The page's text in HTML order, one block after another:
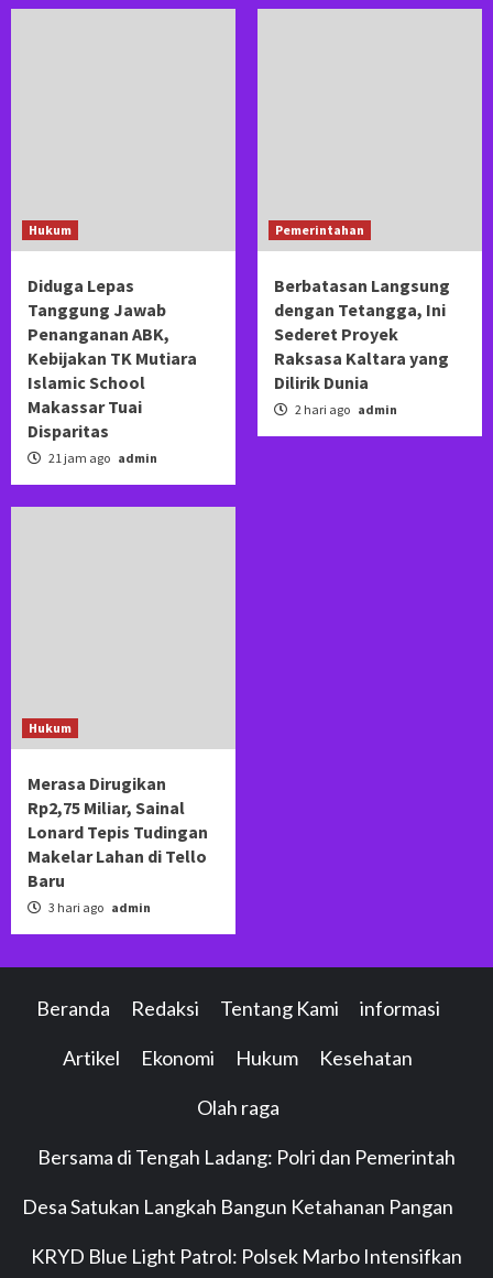
Hukum
Diduga Lepas
Tanggung Jawab
Penanganan ABK,
Kebijakan TK Mutiara
Islamic School
Makassar Tuai
Disparitas
21 jam ago admin
Pemerintahan
Berbatasan Langsung
dengan Tetangga, Ini
Sederet Proyek
Raksasa Kaltara yang
Dilirik Dunia
2 hari ago admin
Hukum
Merasa Dirugikan
Rp2,75 Miliar, Sainal
Lonard Tepis Tudingan
Makelar Lahan di Tello
Baru
3 hari ago admin
Beranda Redaksi Tentang Kami informasi
Artikel Ekonomi Hukum Kesehatan
Olah raga
Bersama di Tengah Ladang: Polri dan Pemerintah
Desa Satukan Langkah Bangun Ketahanan Pangan
KRYD Blue Light Patrol: Polsek Marbo Intensifkan